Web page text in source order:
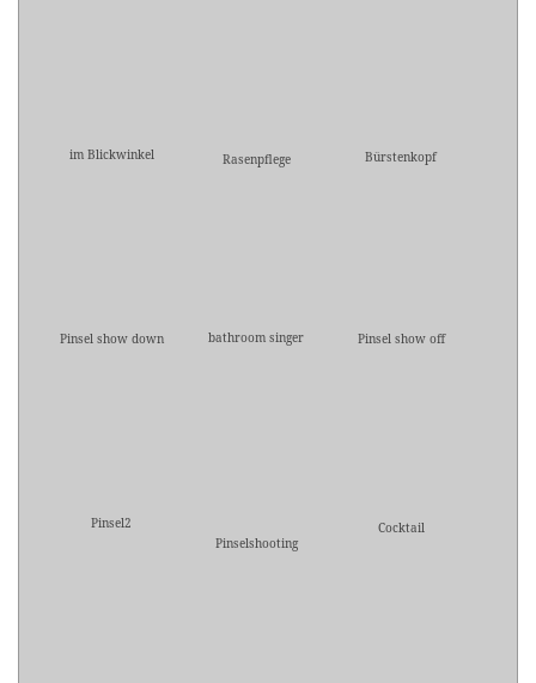
im Blickwinkel Rasenpflege Bürstenkopf
Pinsel show down bathroom singer Pinsel show off
Pinsel2
Pinselshooting
Cocktail